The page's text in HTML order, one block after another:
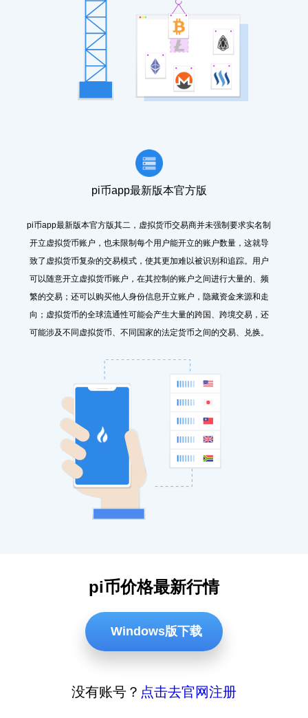
pi币app最新版本官方版
pi币app最新版本官方版其二，虚拟货币交易商并未强制要求实名制
开立虚拟货币账户，也未限制每个用户能开立的账户数量，这就导
致了虚拟货币复杂的交易模式，使其更加难以被识别和追踪。用户
可以随意开立虚拟货币账户，在其控制的账户之间进行大量的、频
繁的交易；还可以购买他人身份信息开立账户，隐藏资金来源和走
向；虚拟货币的全球流通性可能会产生大量的跨国、跨境交易，还
可能涉及不同虚拟货币、不同国家的法定货币之间的交易、兑换。
pi币价格最新行情
Windows版下载
没有账号？ 点击去官网注册